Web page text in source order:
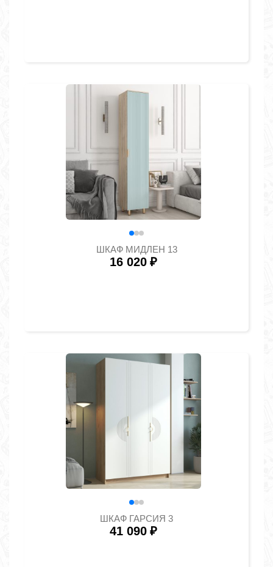
ШКАФ МИДЛЕН 13
16 020 ₽
ШКАФ ГАРСИЯ 3
41 090 ₽